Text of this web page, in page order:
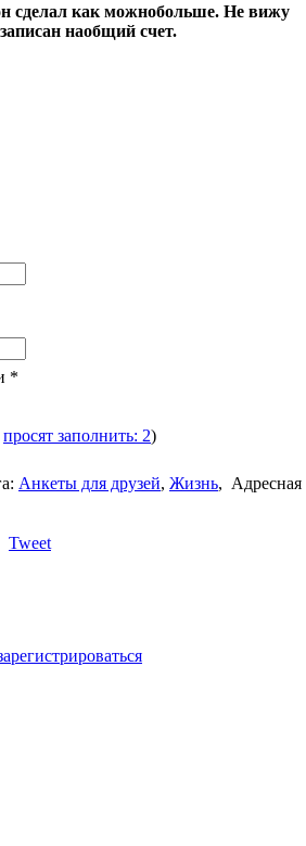
сделал как можнобольше. Не вижу
наобщий счет.
*
просят заполнить: 2)
Анкеты для друзей, Жизнь, Адресная
Tweet